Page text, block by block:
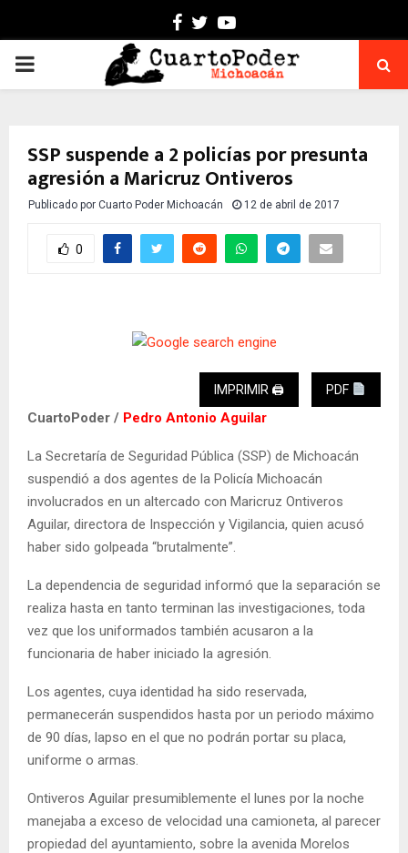
Facebook
TwitterYoutube
PRIMARY
SSP suspende a 2 policías por presunta
agresión a Maricruz Ontiveros
Publicado por Cuarto Poder Michoacán 12 de abril de 2017
0
IMPRIMIR 🖨 PDF
CuartoPoder / Pedro Antonio Aguilar
La Secretaría de Seguridad Pública (SSP) de Michoacán
suspendió a dos agentes de la Policía Michoacán
involucrados en un altercado con Maricruz Ontiveros
Aguilar, directora de Inspección y Vigilancia, quien acusó
haber sido golpeada “brutalmente”.
La dependencia de seguridad informó que la separación se
realiza hasta en tanto terminan las investigaciones, toda
vez que los uniformados también acusaron a la
funcionaria de haber iniciado la agresión.
Los agentes, cuya identidad ha sido reservada,
permanecerán suspendidos hasta por un periodo máximo
de 90 días, lapso en el que no podrán portar su placa,
uniforme o armas.
Ontiveros Aguilar presumiblemente el lunes por la noche
manejaba a exceso de velocidad una camioneta, al parecer
propiedad del ayuntamiento, sobre la avenida Morelos